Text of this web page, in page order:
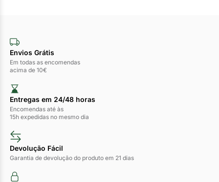
Envios Grátis
Em todas as encomendas
acima de 10€
Entregas em 24/48 horas​
Encomendas até às
15h expedidas no mesmo dia
Devolução Fácil
Garantia de devolução do produto em 21 dias